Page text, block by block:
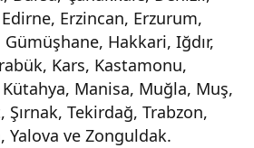
Erzincan, Erzurum,
Hakkari, Iğdır,
Kars, Kastamonu,
Manisa, Muğla, Muş,
Şırnak, Tekirdağ, Trabzon,
Yalova ve Zonguldak.